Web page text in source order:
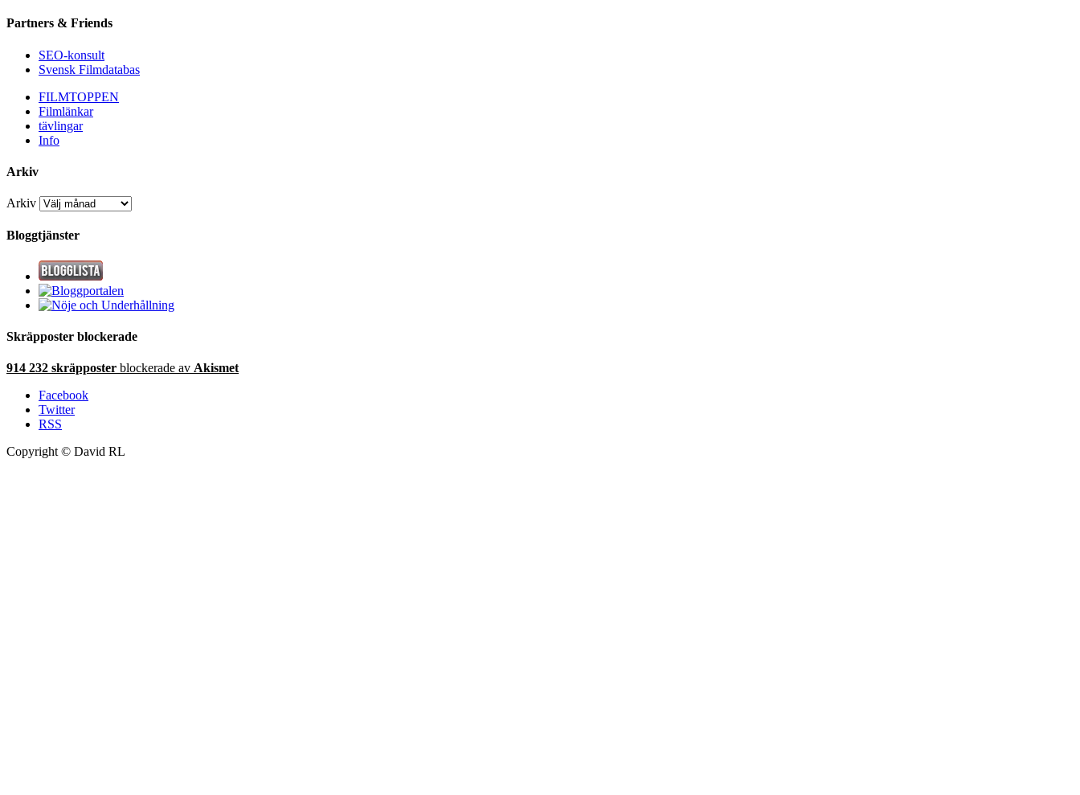
Partners & Friends
SEO-konsult
Svensk Filmdatabas
FILMTOPPEN
Filmlänkar
tävlingar
Info
Arkiv
Arkiv
Bloggtjänster
Skräpposter blockerade
914 232 skräpposter blockerade av Akismet
Facebook
Twitter
RSS
Copyright © David RL